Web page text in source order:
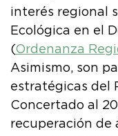
interés regional
Ecológica en el
(Ordenanza
Asimismo, son
estratégicas del
Concertado al
recuperación de